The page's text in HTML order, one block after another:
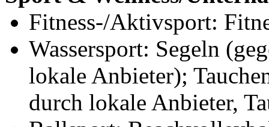
Fitness-/Aktivsport:
Wassersport: Segeln
lokale Anbieter);
durch lokale Anbieter,